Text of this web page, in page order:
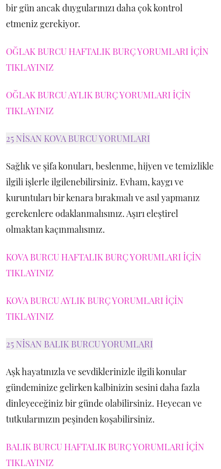
bir gün ancak duygularınızı daha çok kontrol
etmeniz gerekiyor.
OĞLAK BURCU HAFTALIK BURÇ YORUMLARI İÇİN
TIKLAYINIZ
OĞLAK BURCU AYLIK BURÇ YORUMLARI İÇİN
TIKLAYINIZ
25 NİSAN KOVA BURCU YORUMLARI
Sağlık ve şifa konuları, beslenme, hijyen ve temizlikle
ilgili işlerle ilgilenebilirsiniz. Evham, kaygı ve
kuruntuları bir kenara bırakmalı ve asıl yapmanız
gerekenlere odaklanmalısınız. Aşırı eleştirel
olmaktan kaçınmalısınız.
KOVA BURCU HAFTALIK BURÇ YORUMLARI İÇİN
TIKLAYINIZ
KOVA BURCU AYLIK BURÇ YORUMLARI İÇİN
TIKLAYINIZ
25 NİSAN BALIK BURCU YORUMLARI
Aşk hayatınızla ve sevdiklerinizle ilgili konular
gündeminize gelirken kalbinizin sesini daha fazla
dinleyeceğiniz bir günde olabilirsiniz. Heyecan ve
tutkularınızın peşinden koşabilirsiniz.
BALIK BURCU HAFTALIK BURÇ YORUMLARI İÇİN
TIKLAYINIZ